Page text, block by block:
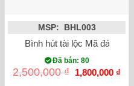
MSP: BHL003
Bình hút tài lộc Mã đáo
Đã bán: 80
2,500,000₫
Giá
gốc
1,800,000 ₫